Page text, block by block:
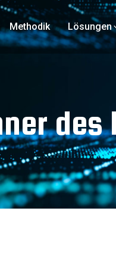
Methodik Lösungen